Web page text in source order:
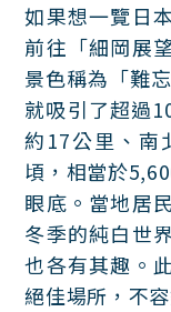
如果想一覽日
前往「細岡展
景色稱為「難
就吸引了超過
約17公里、南
頃，相當於
眼底。當地居
冬季的純白世
也各有其趣。
絕佳場所，不容